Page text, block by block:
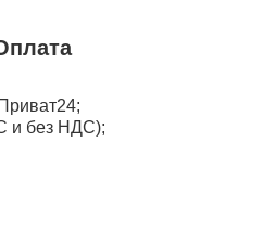
и без НДС);